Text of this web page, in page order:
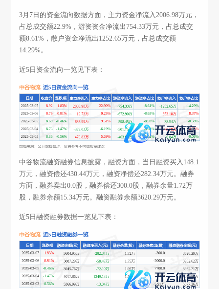
3月7日的资金流向数据方面，主力资金净流入2006.98万元，
占总成交额22.9%，游资资金净流出754.33万元，占总成交
额8.61%，散户资金净流出1252.65万元，占总成交额
14.29%。
近5日资金流向一览见下表：
中谷物流融资融券信息披露，融资方面，当日融资买入148.1
万元，融资偿还430.44万元，融资净偿还282.34万元。融券
方面，融券卖出0.0股，融券偿还300.0股，融券余量1.72万
股，融券余额15.34万元。融资融券余额3620.29万元。
近5日融资融券数据一览见下表：